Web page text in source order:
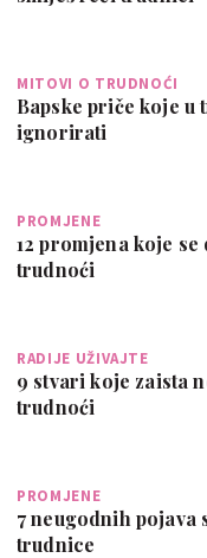
MITOVI O TRUDNOĆI
Bapske priče koje u
ignorirati
PROMJENE
12 promjena koje
trudnoći
RADIJE UŽIVAJTE
9 stvari koje zaista
trudnoći
PROMJENE
7 neugodnih pojava
trudnice